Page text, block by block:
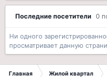
Последние посетители 0
Ни одного
просматривает данную
Главная Жилой квартал